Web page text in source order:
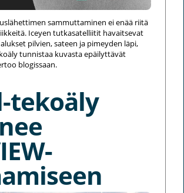
sammuttaminen ei enää riitä
Iceyen tutkasatelliitit havaitsevat
pilvien, sateen ja pimeyden läpi,
tunnistaa kuvasta epäilyttävät
blogissaan.
tekoäly